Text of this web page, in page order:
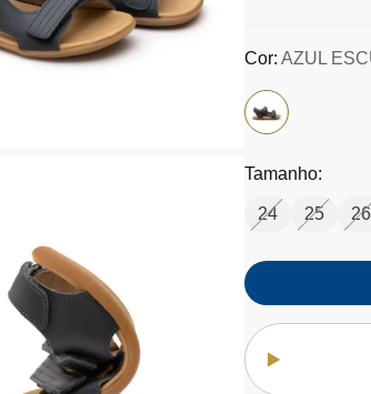
Cor: AZUL
Tamanho:
24 25 26